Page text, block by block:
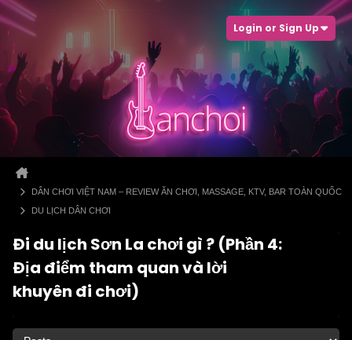
Login or Sign Up
DÂN CHƠI VIỆT NAM – REVIEW ĂN CHƠI, MASSAGE, KTV, BAR TOÀN QUỐC
DU LỊCH DÂN CHƠI
Đi du lịch Sơn La chơi gì ? (Phần 4:
Địa điểm tham quan và lời
khuyên đi chơi)